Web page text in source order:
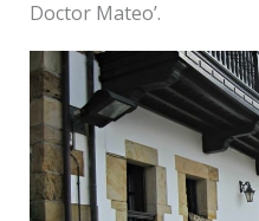
Doctor Mateo’.